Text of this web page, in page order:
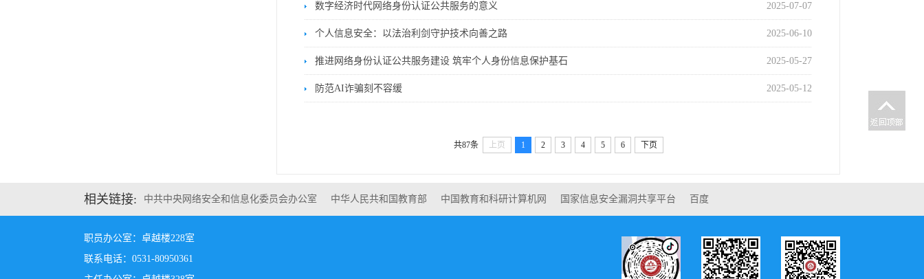
数字经济时代网络身份认证公共服务的意义 2025-07-07
个人信息安全：以法治利剑守护技术向善之路 2025-06-10
推进网络身份认证公共服务建设 筑牢个人身份信息保护基石 2025-05-27
防范AI诈骗刻不容缓 2025-05-12
共87条 上页 1 2 3 4 5 6 下页
相关链接: 中共中央网络安全和信息化委员会办公室 中华人民共和国教育部 中国教育和科研计算机网 国家信息安全漏洞共享平台 百度
职员办公室：卓越楼228室
联系电话：0531-80950361